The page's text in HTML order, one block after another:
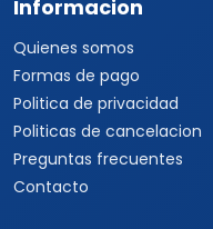
Cruceros por el
Mediterráneo
Cruceros Islas Griegas
Cruceros por Sudamérica
Cruceros por Asia
Cruceros por Alaska
Informacion